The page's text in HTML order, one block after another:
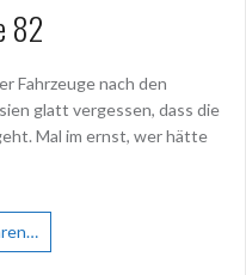
82
Fahrzeuge nach den
glatt vergessen, dass die
Mal im ernst, wer hätte